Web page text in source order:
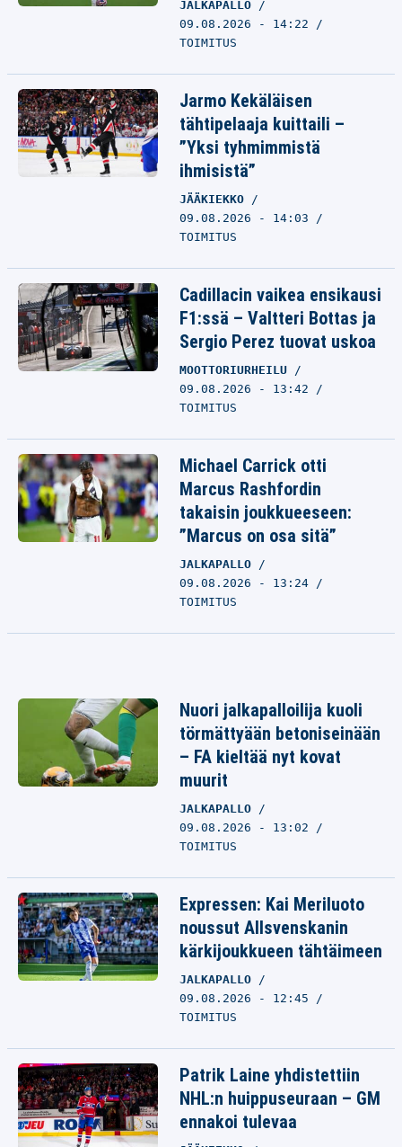
JALKAPALLO
09.08.2026 - 14:22
TOIMITUS
Jarmo Kekäläisen
tähtipelaaja kuittaili –
”Yksi tyhmimmistä
ihmisistä”
JÄÄKIEKKO
09.08.2026 - 14:03
TOIMITUS
Cadillacin vaikea ensikausi
F1:ssä – Valtteri Bottas ja
Sergio Perez tuovat uskoa
MOOTTORIURHEILU
09.08.2026 - 13:42
TOIMITUS
Michael Carrick otti
Marcus Rashfordin
takaisin joukkueeseen:
”Marcus on osa sitä”
JALKAPALLO
09.08.2026 - 13:24
TOIMITUS
Nuori jalkapalloilija kuoli
törmättyään betoniseinään
– FA kieltää nyt kovat
muurit
JALKAPALLO
09.08.2026 - 13:02
TOIMITUS
Expressen: Kai Meriluoto
noussut Allsvenskanin
kärkijoukkueen tähtäimeen
JALKAPALLO
09.08.2026 - 12:45
TOIMITUS
Patrik Laine yhdistettiin
NHL:n huippuseuraan – GM
ennakoi tulevaa